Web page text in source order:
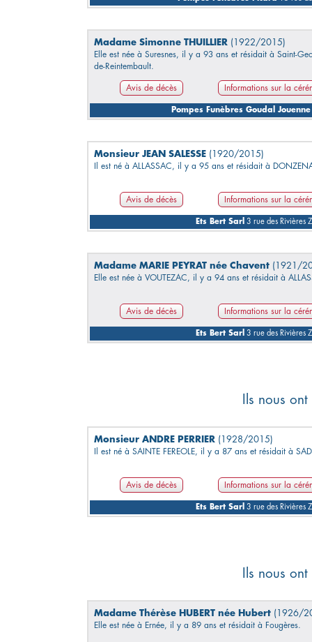
Madame Simonne THUILLIER (1922/2015)
Elle est née à Suresnes, il y a 93 ans et résidait à Saint-
de-Reintembault.
Avis de décès Informations sur la
Pompes Funèbres Goudal Jouenne
Monsieur JEAN SALESSE (1920/2015)
Il est né à ALLASSAC, il y a 95 ans et résidait à
Avis de décès Informations sur la
Ets Bert Sarl 3 rue des Rivières
Madame MARIE PEYRAT née Chavent (1921/
Elle est née à VOUTEZAC, il y a 94 ans et résidait à
Avis de décès Informations sur la
Ets Bert Sarl 3 rue des Rivières
Ils nous
Monsieur ANDRE PERRIER (1928/2015)
Il est né à SAINTE FEREOLE, il y a 87 ans et résidait à
Avis de décès Informations sur la
Ets Bert Sarl 3 rue des Rivières
Ils nous
Madame Thérèse HUBERT née Hubert (1926/
Elle est née à Ernée, il y a 89 ans et résidait à Fougères.